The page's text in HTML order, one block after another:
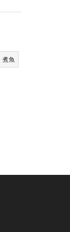
煮魚